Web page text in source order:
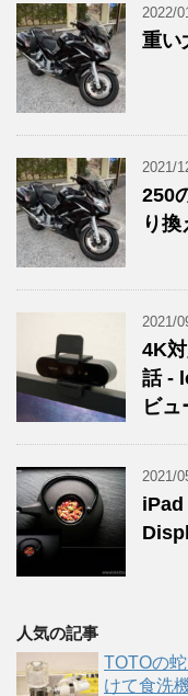
2022/
重い
2021/
250
り
2021/
4K
話 -
ビュ
2021/
iPad
人気の記事
TOTOの
けて食洗